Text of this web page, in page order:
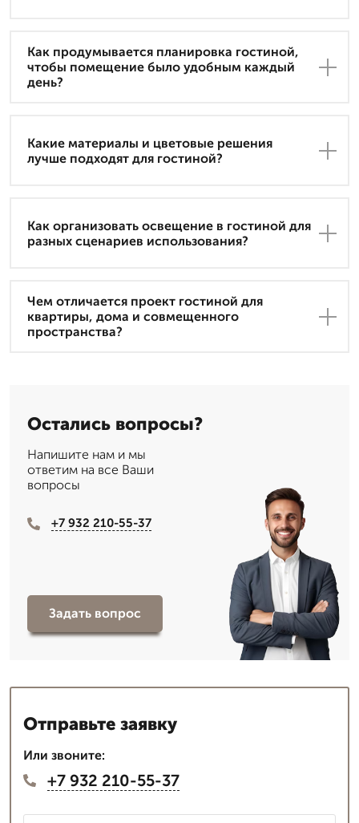
Как продумывается планировка гостиной,
чтобы помещение было удобным каждый
день?
Какие материалы и цветовые решения
лучше подходят для гостиной?
Как организовать освещение в гостиной для
разных сценариев использования?
Чем отличается проект гостиной для
квартиры, дома и совмещенного
пространства?
Остались вопросы?
Напишите нам и мы
ответим на все Ваши
вопросы
+7 932 210-55-37
Задать вопрос
Отправьте заявку
Или звоните:
+7 932 210-55-37